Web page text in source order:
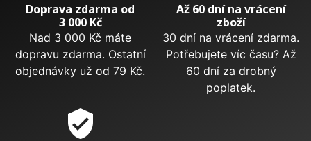
Doprava zdarma od
3 000 Kč
Nad 3 000 Kč máte
dopravu zdarma. Ostatní
objednávky už od 79 Kč.
Až 60 dní na vrácení
zboží
30 dní na vrácení zdarma.
Potřebujete víc času? Až
60 dní za drobný
poplatek.
verified_user